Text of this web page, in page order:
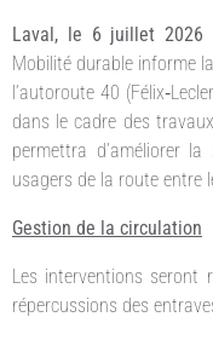
Laval, le 6 juillet 2026
Mobilité durable informe
l’autoroute 40
dans le cadre des
permettra d’améliorer
usagers de la route entre
Gestion de la circulation
Les interventions seront
répercussions des